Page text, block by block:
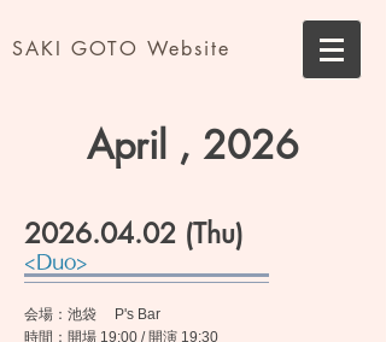
SAKI GOTO Website
April , 2026
2026.04.02 (Thu)
<Duo>
会場：池袋 P's Bar
時間：開場 19:00 / 開演 19:30